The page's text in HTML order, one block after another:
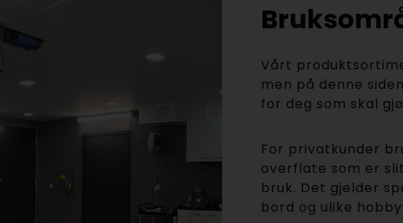
Vårt
men på denne
for deg som skal
For privatkunder
overflate som er
bruk. Det gjelder
bord og ulike